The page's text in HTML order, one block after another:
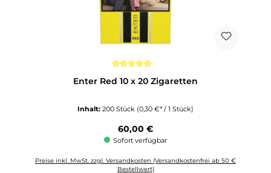
Enter Red 10 x 20 Zigaretten
Inhalt: 200 Stück (0,30 €* / 1 Stück)
Regulärer Preis:
60,00 €
Sofort verfügbar
Preise inkl. MwSt. zzgl. Versandkosten (Versandkostenfrei ab 50 €
Bestellwert)